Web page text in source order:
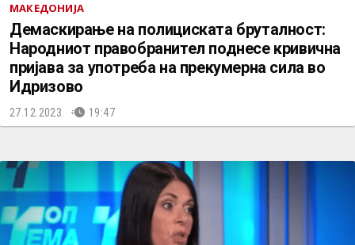
МАКЕДОНИЈА
Демаскирање на полициската бруталност:
Народниот правобранител поднесе кривична
пријава за употреба на прекумерна сила во
Идризово
27.12.2023. 19:47